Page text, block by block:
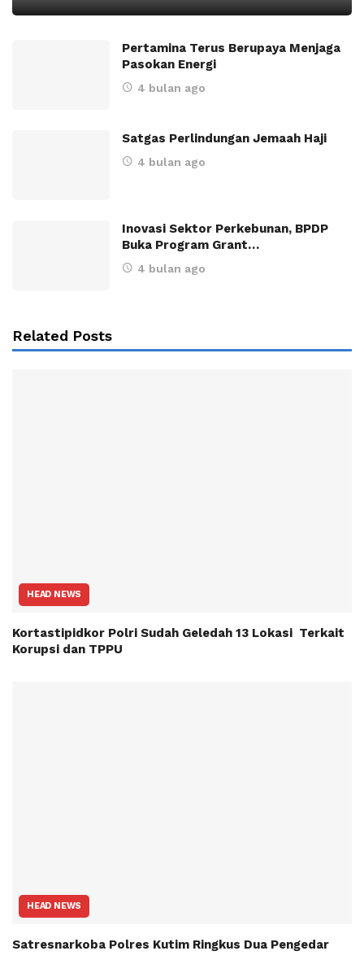
Pertamina Terus Berupaya Menjaga
Pasokan Energi
4 bulan ago
Satgas Perlindungan Jemaah Haji
4 bulan ago
Inovasi Sektor Perkebunan, BPDP
Buka Program Grant…
4 bulan ago
Related Posts
HEAD NEWS
Kortastipidkor Polri Sudah Geledah 13 Lokasi Terkait
Korupsi dan TPPU
HEAD NEWS
Satresnarkoba Polres Kutim Ringkus Dua Pengedar